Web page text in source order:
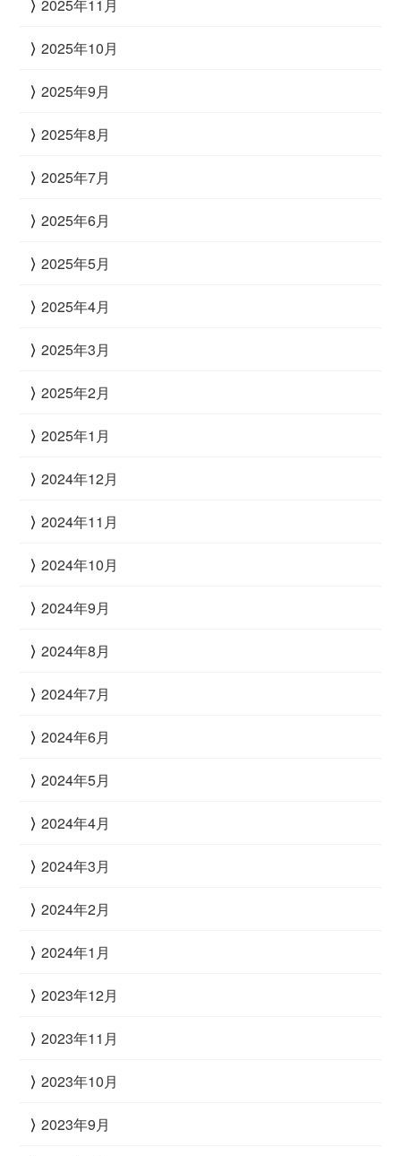
2025年11月
2025年10月
2025年9月
2025年8月
2025年7月
2025年6月
2025年5月
2025年4月
2025年3月
2025年2月
2025年1月
2024年12月
2024年11月
2024年10月
2024年9月
2024年8月
2024年7月
2024年6月
2024年5月
2024年4月
2024年3月
2024年2月
2024年1月
2023年12月
2023年11月
2023年10月
2023年9月